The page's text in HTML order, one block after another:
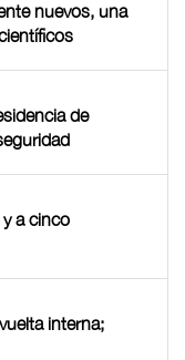
nuevos, una
de
a cinco
interna;